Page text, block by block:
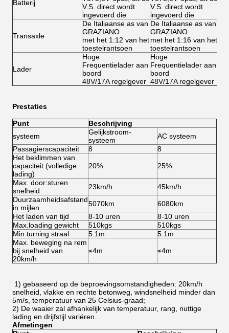
Batterij
V.S. direct wordt
ingevoerd die
V.S. direct wordt
ingevoerd die
Transaxle
De Italiaanse as van
GRAZIANO
met het 1:12 van het
toestelrantsoen
De Italiaanse as van
GRAZIANO
met het 1:16 van het
toestelrantsoen
Lader
Hoge
Frequentielader aan
boord
48V/17A regelgever
Hoge
Frequentielader aan
boord
48V/17A regelgever
Prestaties
Punt
Beschrijving
systeem
Gelijkstroom-
systeem
AC systeem
Passagierscapaciteit
8
8
Het beklimmen van
capaciteit (volledige
lading)
20% 25%
Max. door:sturen
snelheid
23km/h
45km/h
Duurzaamheidsafstand
in mijlen
5070km
6080km
Het laden van tijd
8-10 uren
8-10 uren
Max.loading gewicht
510kgs
510kgs
Min.turning straal
5.1m
5.1m
Max. beweging na rem
bij snelheid van
20km/h
≤4m ≤4m
1) gebaseerd op de beproevingsomstandigheden: 20km/h
snelheid, vlakke en rechte betonweg, windsnelheid minder dan
5m/s, temperatuur van 25 Celsius-graad;
2) De waaier zal afhankelijk van temperatuur, rang, nuttige
lading en drijfstijl variëren.
Afmetingen